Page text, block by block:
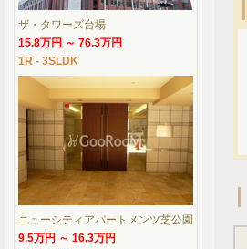
ザ・タワーズ台場
15.8万円 ～ 76.3万円
1R - 3SLDK
ニューシティアパートメンツ芝公園
9.5万円 ～ 16.3万円